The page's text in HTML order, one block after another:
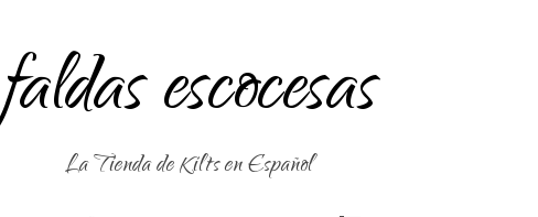
faldas escocesas
La Tienda de Kilts en Español